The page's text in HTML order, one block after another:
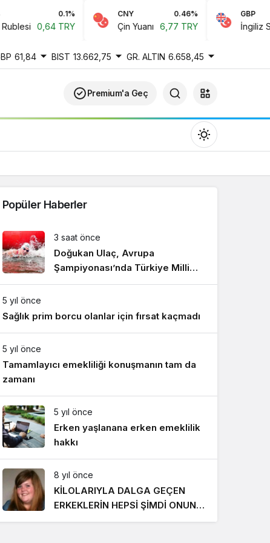
0.1%
0,64 TRY
CNY 0.46%
Çin Yuanı 6,77 TRY
GBP
İngiliz
61,84 BIST 13.662,75 GR. ALTIN 6.658,45
Premium'a Geç
Gündüz modunu seçin.
Popüler Haberler
3 saat önce
Doğukan Ulaç, Avrupa
Şampiyonası’nda Türkiye Milli
Takımı ile mücadele etti
5 yıl önce
Sağlık prim borcu olanlar için fırsat kaçmadı
5 yıl önce
Tamamlayıcı emekliliği konuşmanın tam da
zamanı
5 yıl önce
Erken yaşlanana erken emeklilik
hakkı
8 yıl önce
KİLOLARIYLA DALGA GEÇEN
ERKEKLERİN HEPSİ ŞİMDİ ONUN
PEŞİNDE! SON HALİ İNANILMAZ